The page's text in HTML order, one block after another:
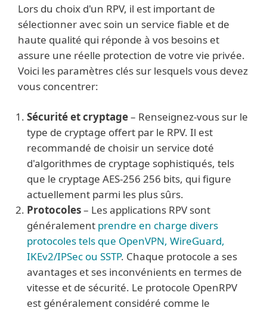
Lors du choix d'un RPV, il est important de
sélectionner avec soin un service fiable et de
haute qualité qui réponde à vos besoins et
assure une réelle protection de votre vie privée.
Voici les paramètres clés sur lesquels vous devez
vous concentrer:
Sécurité et cryptage– Renseignez-vous sur le
type de cryptage offert par le RPV. Il est
recommandé de choisir un service doté
d'algorithmes de cryptage sophistiqués, tels
que le cryptage AES-256 256 bits, qui figure
actuellement parmi les plus sûrs.
Protocoles– Les applications RPV sont
généralement prendre en charge divers
protocoles tels que OpenVPN, WireGuard,
IKEv2/IPSec ou SSTP. Chaque protocole a ses
avantages et ses inconvénients en termes de
vitesse et de sécurité. Le protocole OpenRPV
est généralement considéré comme le